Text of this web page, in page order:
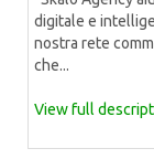
digitale e
nostra rete
che...
View full